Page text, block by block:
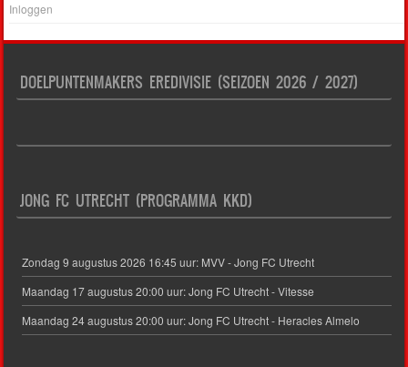
Inloggen
DOELPUNTENMAKERS EREDIVISIE (SEIZOEN 2026 / 2027)
JONG FC UTRECHT (PROGRAMMA KKD)
Zondag 9 augustus 2026 16:45 uur: MVV - Jong FC Utrecht
Maandag 17 augustus 20:00 uur: Jong FC Utrecht - Vitesse
Maandag 24 augustus 20:00 uur: Jong FC Utrecht - Heracles Almelo